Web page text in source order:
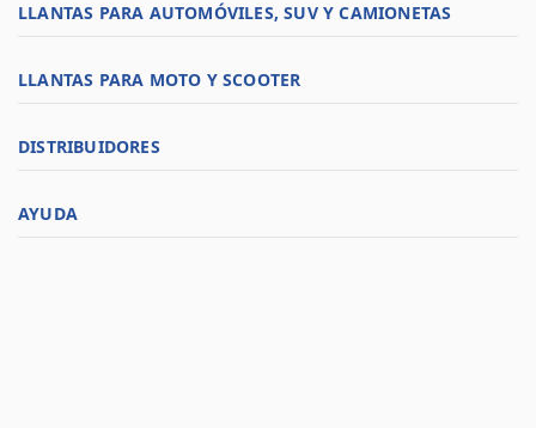
LLANTAS PARA AUTOMÓVILES, SUV Y CAMIONETAS
LLANTAS PARA MOTO Y SCOOTER
DISTRIBUIDORES
AYUDA